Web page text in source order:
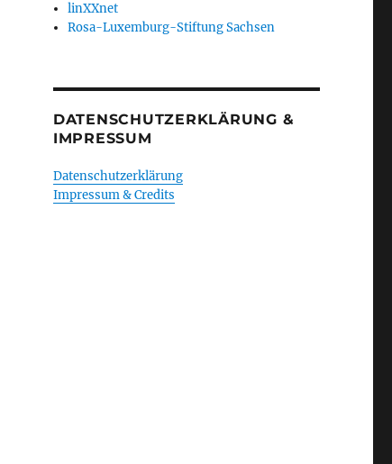
linXXnet
Rosa-Luxemburg-Stiftung Sachsen
DATENSCHUTZERKLÄRUNG &
IMPRESSUM
Datenschutzerklärung
Impressum & Credits